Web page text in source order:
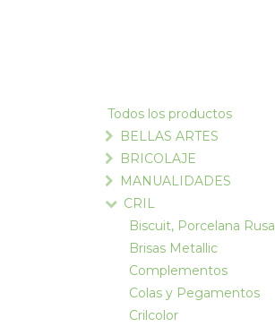
Todos los productos
BELLAS ARTES
BRICOLAJE
MANUALIDADES
CRIL
Biscuit, Porcelana Rusa
Brisas Metallic
Complementos
Colas y Pegamentos
Crilcolor